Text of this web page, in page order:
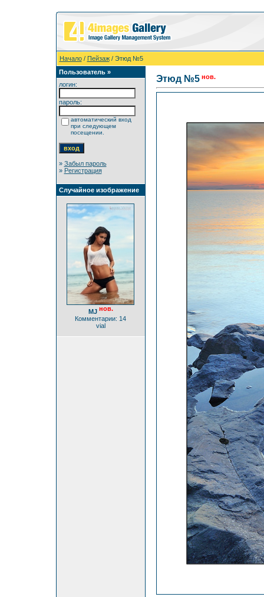
Начало/ Пейзаж/ Этюд №5
Пользователь »
логин:
пароль:
автоматический вход
при следующем
посещении.
» Забыл пароль
» Регистрация
Случайное изображение
MJ нов.
Комментарии: 14
vial
Этюд №5 нов.